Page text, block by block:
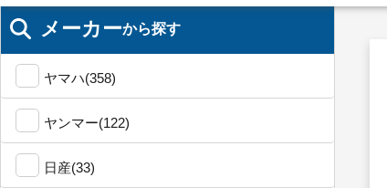
メーカーから探す
ヤマハ(358)
ヤンマー(122)
日産(33)